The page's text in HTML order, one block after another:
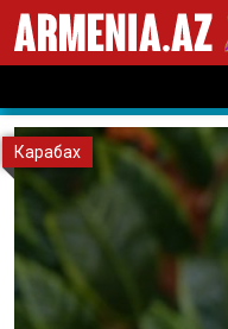
Карабах